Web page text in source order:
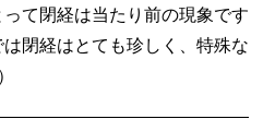
て閉経は当たり前の現象です
閉経はとても珍しく、特殊な